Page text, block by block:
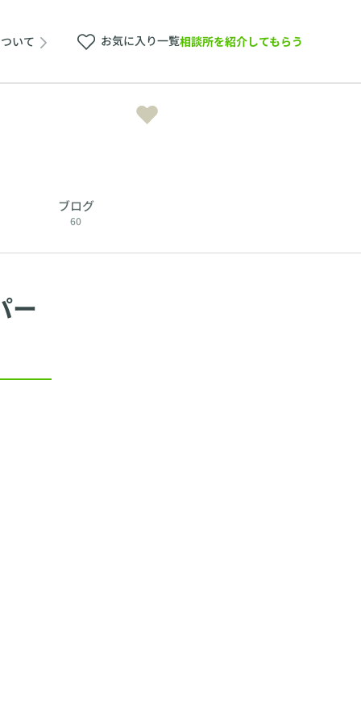
いて お気に入り一覧相談所を紹介してもらう
ブログ
60
ー